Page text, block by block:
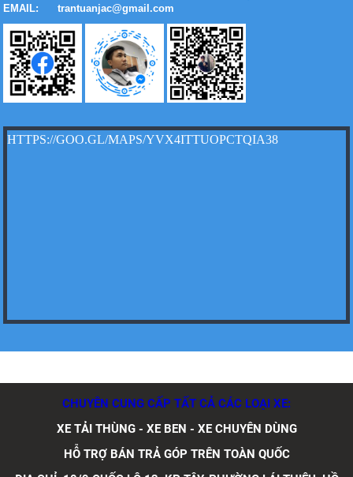
EMAIL: trantuanjac@gmail.com
HTTPS://GOO.GL/MAPS/YVX4ITTUOPCTQIA38
CHUYÊN CUNG CẤP TẤT CẢ CÁC LOẠI XE:
XE TẢI THÙNG - XE BEN - XE CHUYÊN DÙNG
HỖ TRỢ BÁN TRẢ GÓP TRÊN TOÀN QUỐC